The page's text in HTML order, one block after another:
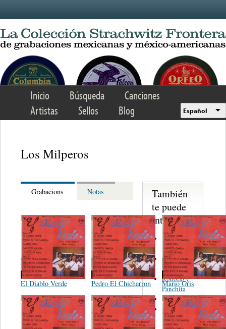
Inicio Búsqueda
Canciones
Artistas
Sellos Blog Español
Los Milperos
Grabacions Notas
El Diablo Verde Pedro El Chicharron Mario Gris
También
te puede
interesar...
S. Miguelito
Alejandro
Guadalajara
Trio
Rodolfo y
Panchita
Alejandro
Alfredo
Obledo